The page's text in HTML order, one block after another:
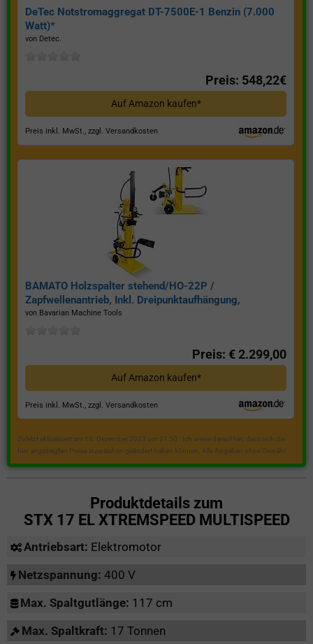
DeTec Notstromaggregat DT-7500E-1 Benzin (7.000
Watt)*
von Detec.
Preis: 548,22€
Auf Amazon kaufen*
Preis inkl. MwSt., zzgl. Versandkosten
BAMATO Holzspalter stehend/HO-22P /
Zapfwellenantrieb, Inkl. Dreipunktaufhängung,
Spaltkraft 22 Tonnen*
von Bavarian Machine Tools
Preis: € 2.299,00
Auf Amazon kaufen*
Preis inkl. MwSt., zzgl. Versandkosten
Zuletzt aktualisiert am 18. Dezember 2023 um 21:50 . Ich weise darauf hin, dass sich die
hier angezeigten Preise inzwischen geändert haben können. Alle Angaben ohne Gewähr.
Produktdetails zum
STX 17 EL XTREMSPEED MULTISPEED
Antriebsart: Elektromotor
Netzspannung: 400 V
Max. Spaltgutlänge: 117 cm
Max. Spaltkraft: 17 Tonnen